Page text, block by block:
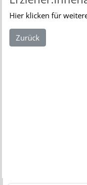
Hier klicken für
Zurück